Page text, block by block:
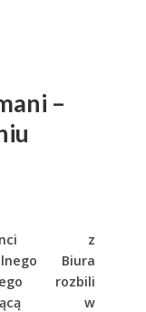
–
z
Biura
rozbili
w